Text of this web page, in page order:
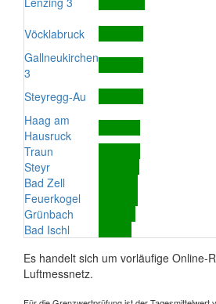
Vöcklabruck
Gallneukirchen
3
Steyregg-Au
Haag am
Hausruck
Traun
Steyr
Bad Zell
Feuerkogel
Grünbach
Bad Ischl
Es handelt sich um vorläufige Online-
Luftmessnetz.